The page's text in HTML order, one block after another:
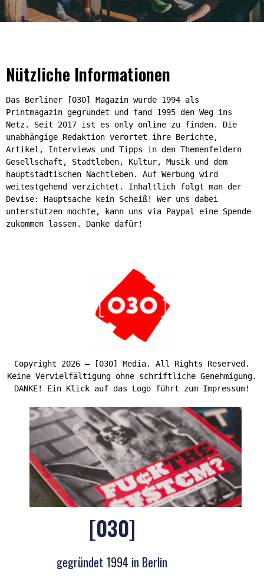
Nützliche Informationen
Das Berliner [030] Magazin wurde 1994 als
Printmagazin gegründet und fand 1995 den Weg ins
Netz. Seit 2017 ist es only online zu finden. Die
unabhängige Redaktion verortet ihre Berichte,
Artikel, Interviews und Tipps in den Themenfeldern
Gesellschaft, Stadtleben, Kultur, Musik und dem
hauptstädtischen Nachtleben. Auf Werbung wird
weitestgehend verzichtet. Inhaltlich folgt man der
Devise: Hauptsache kein Scheiß! Wer uns dabei
unterstützen möchte, kann uns via Paypal eine Spende
zukommen lassen. Danke dafür!
Copyright 2026 – [030] Media. All Rights Reserved.
Keine Vervielfältigung ohne schriftliche Genehmigung.
DANKE! Ein Klick auf das Logo führt zum Impressum!
[030]
gegründet 1994 in Berlin